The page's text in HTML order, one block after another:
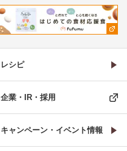
レシピ
企業・IR・採用
キャンペーン・イベント情報